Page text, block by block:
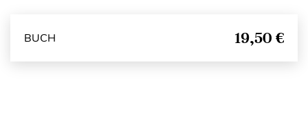
BUCH 19,50 €